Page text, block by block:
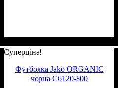
Суперціна!
Футболка Jako ORGANIC
чорна C6120-800